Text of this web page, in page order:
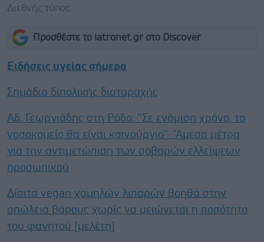
Διεθνής τύπος.
Προσθέστε το iatronet.gr στο Discover
Ειδήσεις υγείας σήμερα
Σημάδια διπολικής διαταραχής
Αδ. Γεωργιάδης στη Ρόδο: ''Σε ενάμιση χρόνο, το
νοσοκομείο θα είναι καινούργιο''- 'Αμεσα μέτρα
για την αντιμετώπιση των σοβαρών ελλείψεων
προσωπικού
Δίαιτα vegan χαμηλών λιπαρών βοηθά στην
απώλεια βάρους χωρίς να μειώνεται η ποσότητα
του φαγητού [μελέτη]